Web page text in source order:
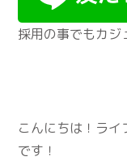
採用の事でもカジ
こんにちは！ラ
です！